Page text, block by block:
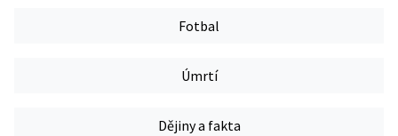
Fotbal
Úmrtí
Dějiny a fakta